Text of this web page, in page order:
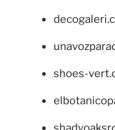
shoes-